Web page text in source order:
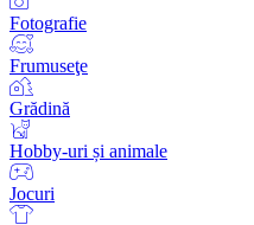
Fotografie
Frumuseţe
Grădină
Hobby-uri și animale
Jocuri